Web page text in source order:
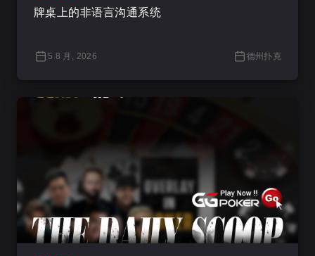
牌桌上的非语言沟通系统
5 8 月, 2026 德州扑克